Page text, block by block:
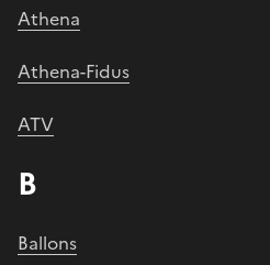
Athena
Athena-Fidus
ATV
B
Ballons